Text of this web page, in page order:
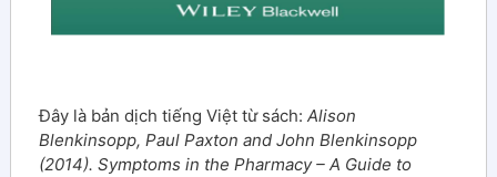
Đây là bản dịch tiếng Việt từ sách: Alison
Blenkinsopp, Paul Paxton and John Blenkinsopp
(2014). Symptoms in the Pharmacy – A Guide to